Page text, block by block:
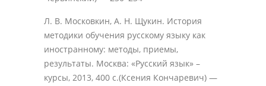
Л. В. Московкин, А. Н. Щукин. История
методики обучения русскому языку как
иностранному: методы, приемы,
результаты. Москва: «Русский язык» –
курсы, 2013, 400 с.(Ксения Кончаревич) —